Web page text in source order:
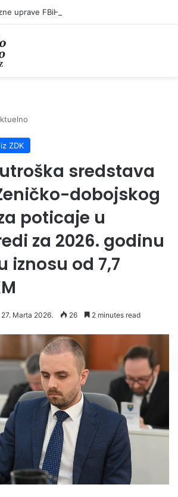
ZDK
sredstava
dobojskog
poticaje u
za 2026. godinu
iznosu od 7,7
27. Marta 2026. 26 2 minutes read